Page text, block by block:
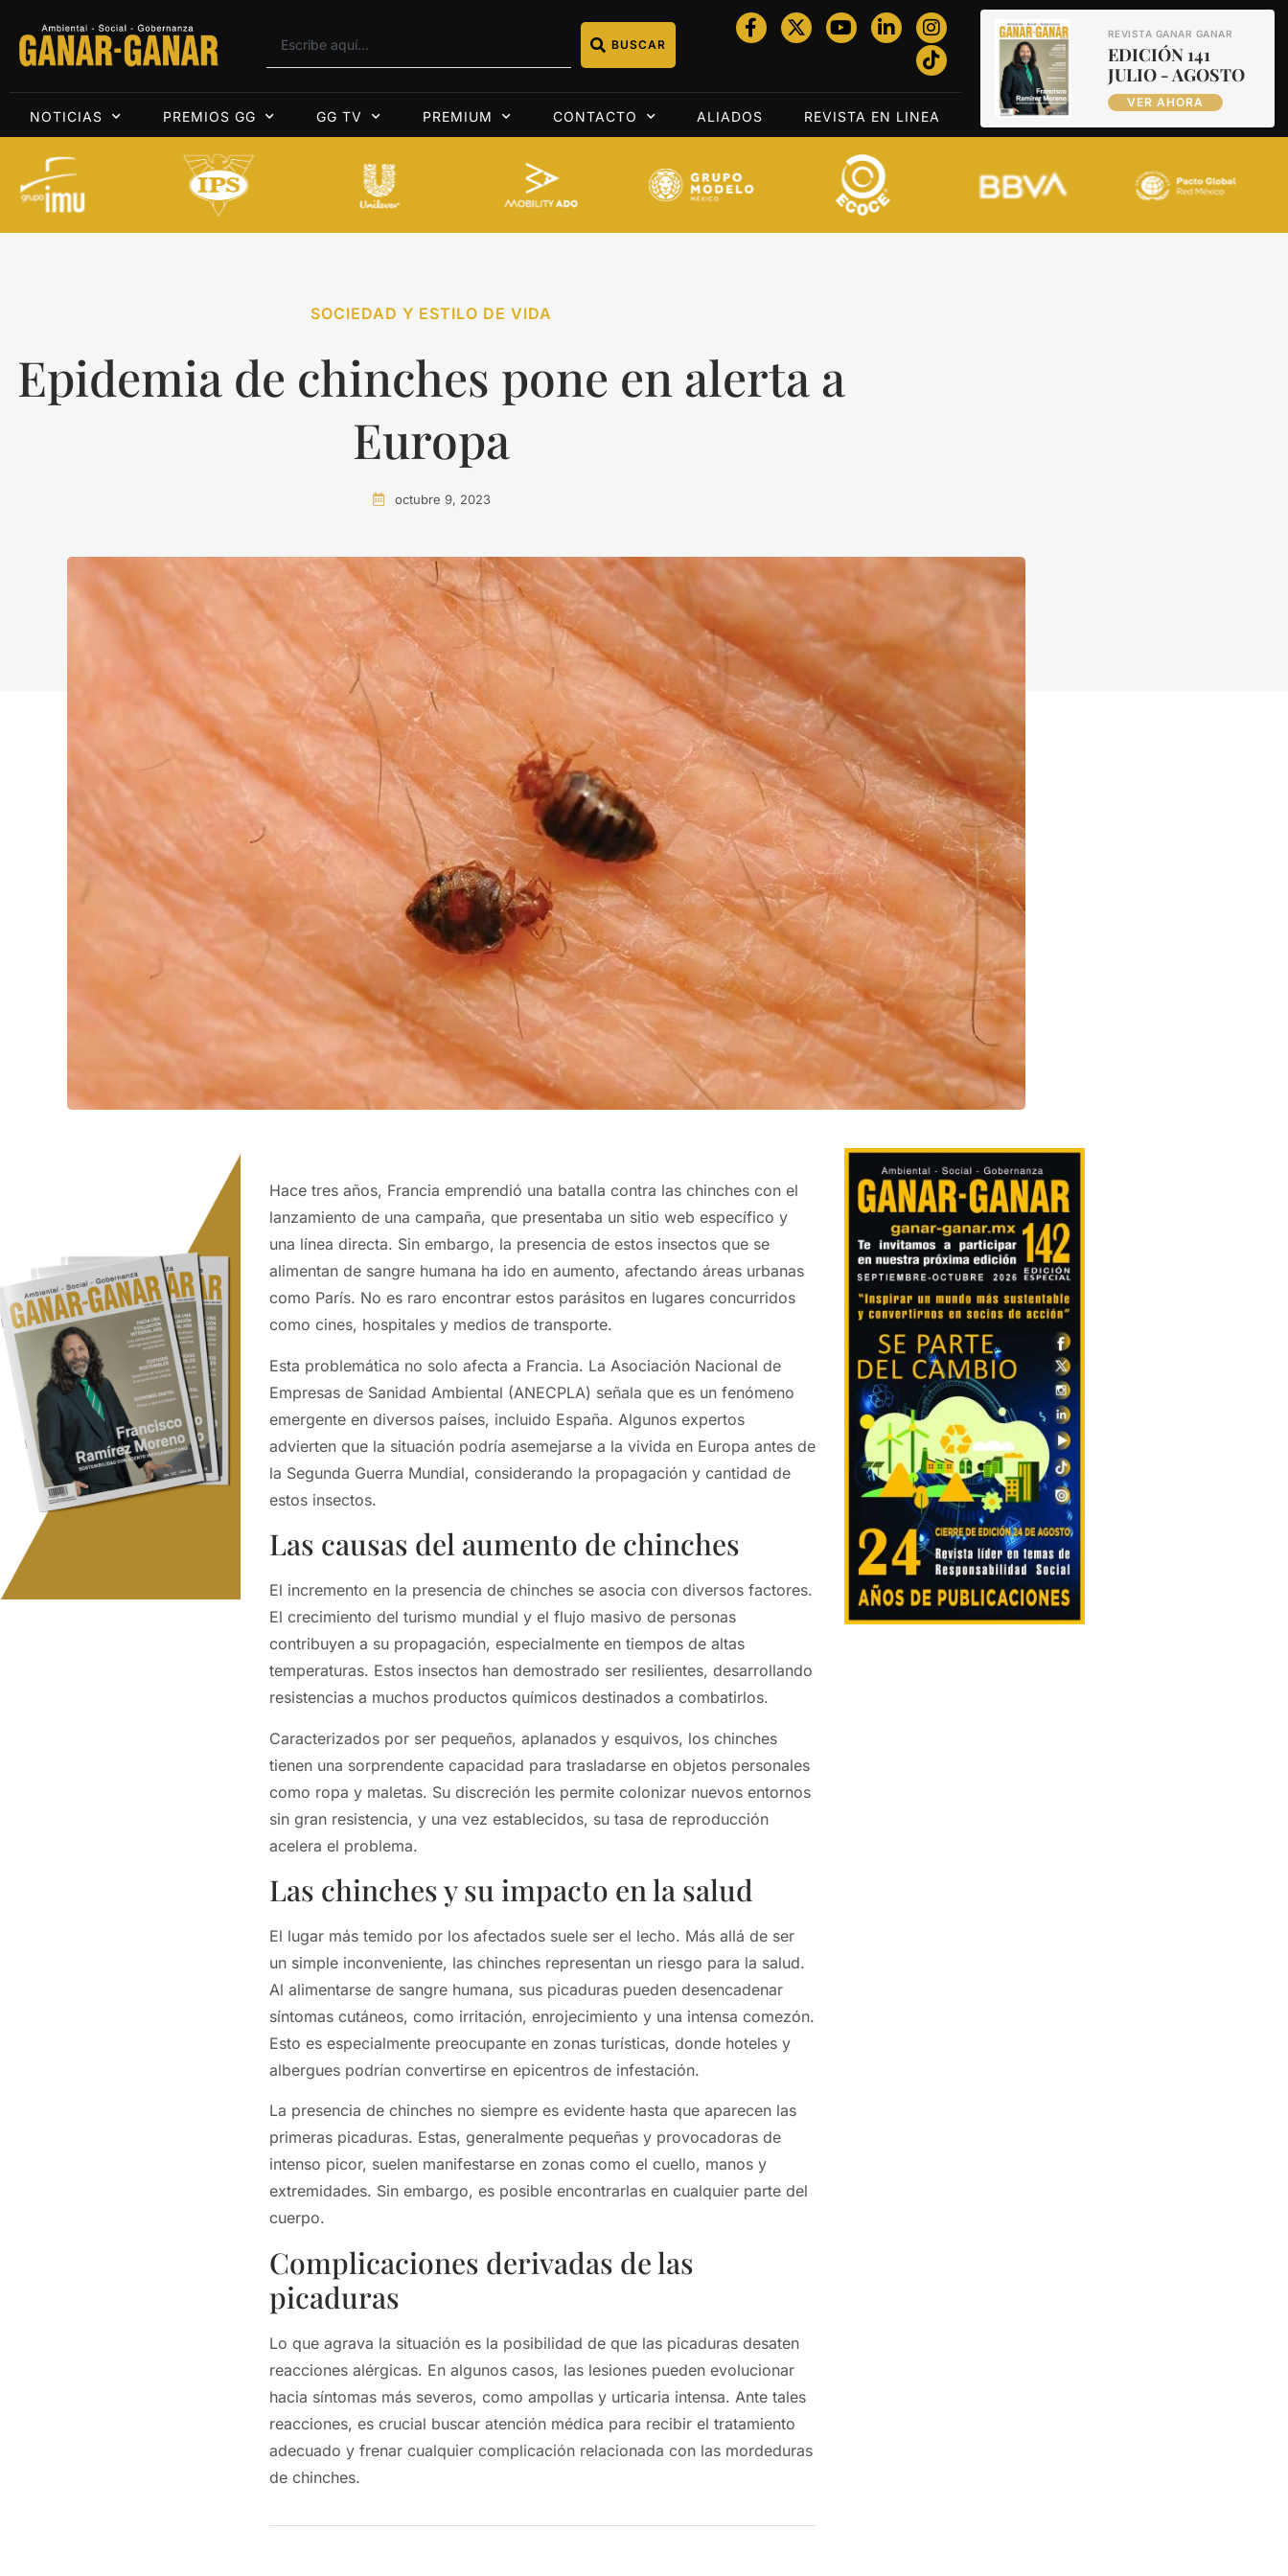
BUSCAR
NOTICIAS PREMIOS GG GG TV PREMIUM CONTACTO ALIADOS REVISTA EN LINEA
REVISTA GANAR GANAR
EDICIÓN 141
JULIO - AGOSTO
VER AHORA
SOCIEDAD Y ESTILO DE VIDA
Epidemia de chinches pone en alerta a
Europa
octubre 9, 2023
Hace tres años, Francia emprendió una batalla contra las chinches con el
lanzamiento de una campaña, que presentaba un sitio web específico y
una línea directa. Sin embargo, la presencia de estos insectos que se
alimentan de sangre humana ha ido en aumento, afectando áreas urbanas
como París. No es raro encontrar estos parásitos en lugares concurridos
como cines, hospitales y medios de transporte.
Esta problemática no solo afecta a Francia. La Asociación Nacional de
Empresas de Sanidad Ambiental (ANECPLA) señala que es un fenómeno
emergente en diversos países, incluido España. Algunos expertos
advierten que la situación podría asemejarse a la vivida en Europa antes de
la Segunda Guerra Mundial, considerando la propagación y cantidad de
estos insectos.
Las causas del aumento de chinches
El incremento en la presencia de chinches se asocia con diversos factores.
El crecimiento del turismo mundial y el flujo masivo de personas
contribuyen a su propagación, especialmente en tiempos de altas
temperaturas. Estos insectos han demostrado ser resilientes, desarrollando
resistencias a muchos productos químicos destinados a combatirlos.
Caracterizados por ser pequeños, aplanados y esquivos, los chinches
tienen una sorprendente capacidad para trasladarse en objetos personales
como ropa y maletas. Su discreción les permite colonizar nuevos entornos
sin gran resistencia, y una vez establecidos, su tasa de reproducción
acelera el problema.
Las chinches y su impacto en la salud
El lugar más temido por los afectados suele ser el lecho. Más allá de ser
un simple inconveniente, las chinches representan un riesgo para la salud.
Al alimentarse de sangre humana, sus picaduras pueden desencadenar
síntomas cutáneos, como irritación, enrojecimiento y una intensa comezón.
Esto es especialmente preocupante en zonas turísticas, donde hoteles y
albergues podrían convertirse en epicentros de infestación.
La presencia de chinches no siempre es evidente hasta que aparecen las
primeras picaduras. Estas, generalmente pequeñas y provocadoras de
intenso picor, suelen manifestarse en zonas como el cuello, manos y
extremidades. Sin embargo, es posible encontrarlas en cualquier parte del
cuerpo.
Complicaciones derivadas de las
picaduras
Lo que agrava la situación es la posibilidad de que las picaduras desaten
reacciones alérgicas. En algunos casos, las lesiones pueden evolucionar
hacia síntomas más severos, como ampollas y urticaria intensa. Ante tales
reacciones, es crucial buscar atención médica para recibir el tratamiento
adecuado y frenar cualquier complicación relacionada con las mordeduras
de chinches.